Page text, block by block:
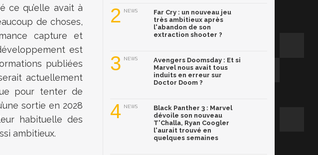
ce qu’elle avait à
de choses,
capture et
est
publiées
actuellement
pour tenter de
sortie en 2028
habituelle des
ambitieux.
2 NEWS
Far Cry : un nouveau jeu
très ambitieux après
l'abandon de son
extraction shooter ?
3 NEWS
Avengers Doomsday : Et si
Marvel nous avait tous
induits en erreur sur
Doctor Doom ?
4 NEWS
Black Panther 3 : Marvel
dévoile son nouveau
T'Challa, Ryan Coogler
l'aurait trouvé en
quelques semaines